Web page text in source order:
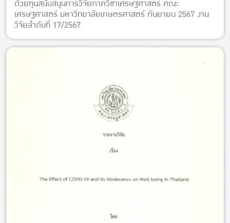
ด้วยทุนสนับสนุนการวิจัยภาควิชาเศรษฐศาสตร์ คณะ
เศรษฐศาสตร์ มหาวิทยาลัยเกษตรศาสตร์ กันยายน 2567 งาน
วิจัยลำดับที่ 17/2567